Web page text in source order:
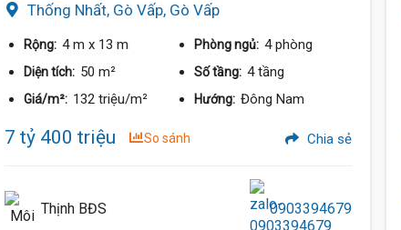
Thống Nhất, Gò Vấp, Gò Vấp
Rộng: 4 m x 13 m Phòng ngủ: 4 phòng
Diện tích: 50 m² Số tầng: 4 tầng
Giá/m²: 132 triệu/m² Hướng: Đông Nam
7 tỷ 400 triệu So sánh Chia sẻ
Thịnh BĐS 0903394679